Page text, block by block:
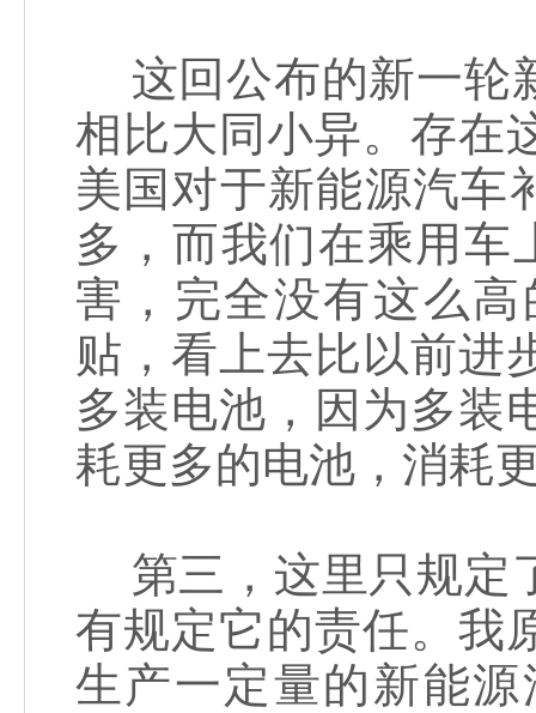
这回公布的新一轮
相比大同小异。存在
美国对于新能源汽车
多，而我们在乘用车
害，完全没有这么
贴，看上去比以前进
多装电池，因为多装
耗更多的电池，消耗
第三，这里只规定
有规定它的责任。我
生产一定量的新能